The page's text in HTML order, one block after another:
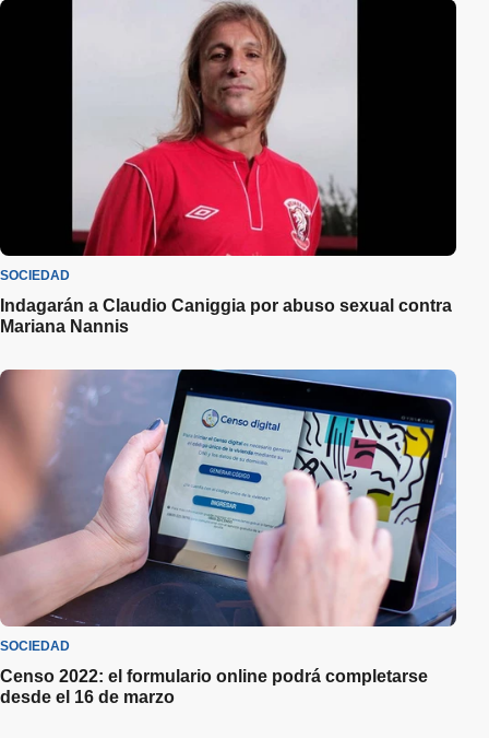
SOCIEDAD
Indagarán a Claudio Caniggia por abuso sexual contra
Mariana Nannis
SOCIEDAD
Censo 2022: el formulario online podrá completarse
desde el 16 de marzo